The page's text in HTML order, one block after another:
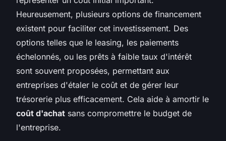
Heureusement, plusieurs options de financement
existent pour faciliter cet investissement. Des
options telles que le leasing, les paiements
échelonnés, ou les prêts à faible taux d'intérêt
sont souvent proposées, permettant aux
entreprises d'étaler le coût et de gérer leur
trésorerie plus efficacement. Cela aide à amortir le
coût d'achat sans compromettre le budget de
l'entreprise.